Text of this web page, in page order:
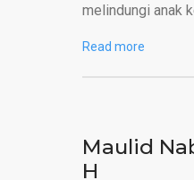
melindungi anak
Read more
Maulid
H